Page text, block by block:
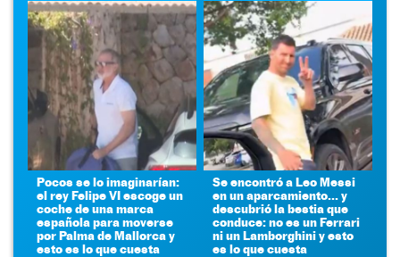
Pocos se lo imaginarían:
el rey Felipe VI escoge un
coche de una marca
española para moverse
por Palma de Mallorca y
esto es lo que cuesta
Se encontró a Leo Messi
en un aparcamiento... y
descubrió la bestia que
conduce: no es un Ferrari
ni un Lamborghini y esto
es lo que cuesta